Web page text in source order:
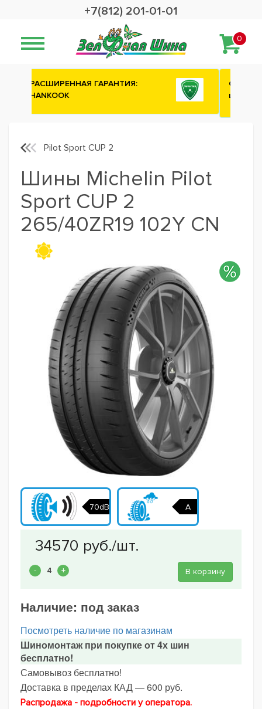
+7(812) 201-01-01
0
Сashback 2500 рублей на зимние
шины ATTAR
Pilot Sport CUP 2
Шины Michelin Pilot
Sport CUP 2
265/40ZR19 102Y CN
70dB A
В корзину
Наличие: под заказ
Посмотреть наличие по магазинам
Шиномонтаж при покупке от 4х шин
бесплатно!
Самовывоз бесплатно!
Доставка в пределах КАД — 600 руб.
Распродажа - подробности у оператора.